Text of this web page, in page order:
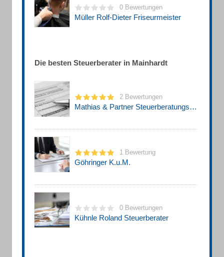
0 Bewertungen
Müller Rolf-Dieter Friseurmeister
Die besten Steuerberater in Mainhardt
2 Bewertungen
Mathias & Partner Steuerberatungsgesellschaft
1 Bewertung
Göhringer K.u.M.
0 Bewertungen
Kühnle Roland Steuerberater